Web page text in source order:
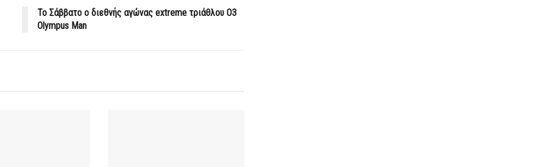
To Σάββατο ο διεθνής αγώνας extreme τριάθλου O3
Olympus Man